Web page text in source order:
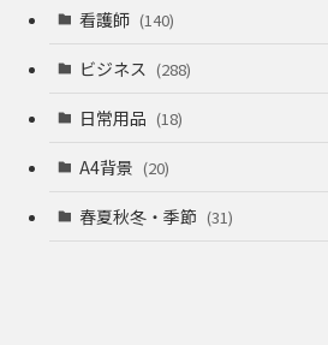
(74)
(68)
(64)
(53)
(55)
看護師 (140)
(53)
(36)
(22)
ビジネス (288)
(120)
(12)
(49)
(8)
日常用品 (18)
(13)
A4背景 (20)
(5)
春夏秋冬・季節 (31)